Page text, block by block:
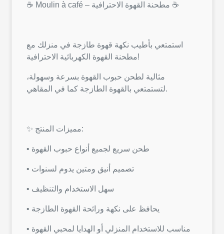
☕ Moulin à café – مطحنة القهوة الاحترافية ☕
استمتعي بأطيب نكهة قهوة طازجة في منزلك مع
مطحنة القهوة الكهربائية الاحترافية!
مثالية لطحن حبوب القهوة بسرعة وسهولة،
لتستمتعي بالقهوة الطازجة كما في المقاهي.
✨ مميزات المنتج:
• طحن سريع لجميع أنواع حبوب القهوة
• تصميم أنيق ومتين يدوم لسنوات
• سهل الاستخدام والتنظيف
• يحافظ على نكهة ورائحة القهوة الطازجة
• مناسب للاستخدام المنزلي أو الهدايا لمحبي القهوة